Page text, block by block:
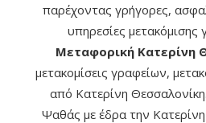
παρέχοντας γρήγορες,
υπηρεσίες μετακόμισης
Μεταφορική Κατερίνη
μετακομίσεις γραφείων,
από Κατερίνη
Ψαθάς με έδρα την